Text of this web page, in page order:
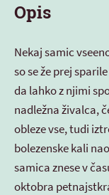
Opis
Nekaj samic
so se že prej
da lahko z njimi
nadležna živalca,
obleze vse, tudi
bolezenske kali
samica znese v
oktobra